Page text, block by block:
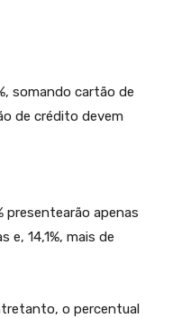
somando cartão de
de crédito devem
presentearão apenas
e, 14,1%, mais de
o percentual